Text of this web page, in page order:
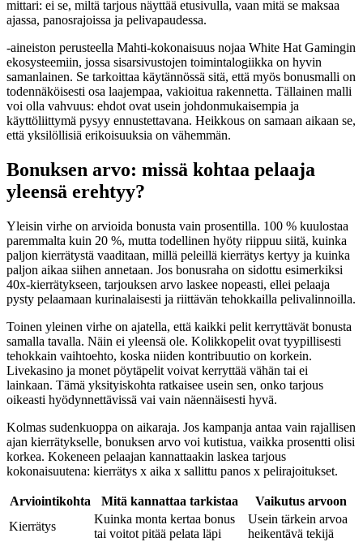
mittari: ei se, miltä tarjous näyttää etusivulla, vaan mitä se maksaa
ajassa, panosrajoissa ja pelivapaudessa.
-aineiston perusteella Mahti-kokonaisuus nojaa White Hat Gamingin
ekosysteemiin, jossa sisarsivustojen toimintalogiikka on hyvin
samanlainen. Se tarkoittaa käytännössä sitä, että myös bonusmalli on
todennäköisesti osa laajempaa, vakioitua rakennetta. Tällainen malli
voi olla vahvuus: ehdot ovat usein johdonmukaisempia ja
käyttöliittymä pysyy ennustettavana. Heikkous on samaan aikaan se,
että yksilöllisiä erikoisuuksia on vähemmän.
Bonuksen arvo: missä kohtaa pelaaja
yleensä erehtyy?
Yleisin virhe on arvioida bonusta vain prosentilla. 100 % kuulostaa
paremmalta kuin 20 %, mutta todellinen hyöty riippuu siitä, kuinka
paljon kierrätystä vaaditaan, millä peleillä kierrätys kertyy ja kuinka
paljon aikaa siihen annetaan. Jos bonusraha on sidottu esimerkiksi
40x-kierrätykseen, tarjouksen arvo laskee nopeasti, ellei pelaaja
pysty pelaamaan kurinalaisesti ja riittävän tehokkailla pelivalinnoilla.
Toinen yleinen virhe on ajatella, että kaikki pelit kerryttävät bonusta
samalla tavalla. Näin ei yleensä ole. Kolikkopelit ovat tyypillisesti
tehokkain vaihtoehto, koska niiden kontribuutio on korkein.
Livekasino ja monet pöytäpelit voivat kerryttää vähän tai ei
lainkaan. Tämä yksityiskohta ratkaisee usein sen, onko tarjous
oikeasti hyödynnettävissä vai vain näennäisesti hyvä.
Kolmas sudenkuoppa on aikaraja. Jos kampanja antaa vain rajallisen
ajan kierrätykselle, bonuksen arvo voi kutistua, vaikka prosentti olisi
korkea. Kokeneen pelaajan kannattaakin laskea tarjous
kokonaisuutena: kierrätys x aika x sallittu panos x pelirajoitukset.
Arviointikohta Mitä kannattaa tarkistaa
Vaikutus arvoon
Kierrätys
Kuinka monta kertaa bonus
tai voitot pitää pelata läpi
Usein tärkein arvoa
heikentävä tekijä